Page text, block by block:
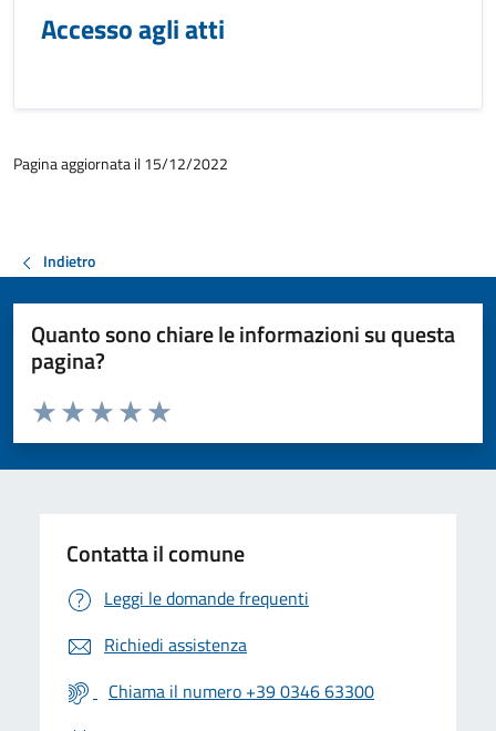
Accesso agli atti
Pagina aggiornata il 15/12/2022
Indietro
Quanto sono chiare le informazioni su questa
pagina?
Valuta da 1 a 5 stelle la pagina
Valuta 5 stelle su 5
Valuta 4 stelle su 5
Valuta 3 stelle su 5
Valuta 2 stelle su 5
Valuta 1 stelle su 5
Contatta il comune
Leggi le domande frequenti
Richiedi assistenza
Chiama il numero +39 0346 63300